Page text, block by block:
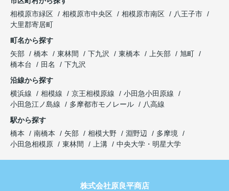
相模原市緑区
相模原市中央区 相模原市南区
八王子市
大里郡寄居町
町名から探す
矢部
橋本 東林間 下九沢 東橋本 上矢部
旭町
橋本台
田名
下九沢
沿線から探す
横浜線
相模線 京王相模原線
小田急小田原線
小田急江ノ島線
多摩都市モノレール
八高線
駅から探す
橋本
南橋本 矢部 相模大野 淵野辺
多摩境
小田急相模原
東林間 上溝 中央大学・明星大学
株式会社原良平商店